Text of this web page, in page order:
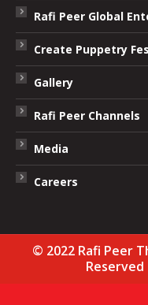
Rafi Peer Global
Create Puppetry
Gallery
Rafi Peer Channels
Media
Careers
© 2022 Rafi Peer
Reserved